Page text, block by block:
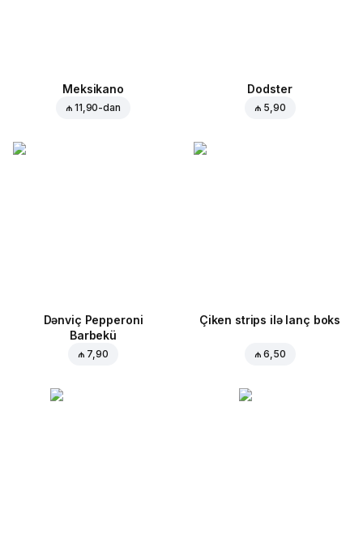
Meksikano
₼ 11,90-dan
Dodster
₼ 5,90
Dənviç Pepperoni
Barbekü
₼ 7,90
Çiken strips ilə lanç boks
₼ 6,50